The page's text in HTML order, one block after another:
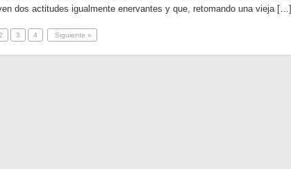
dos actitudes igualmente enervantes y que, retomando una vieja […]
3 4 Siguiente »